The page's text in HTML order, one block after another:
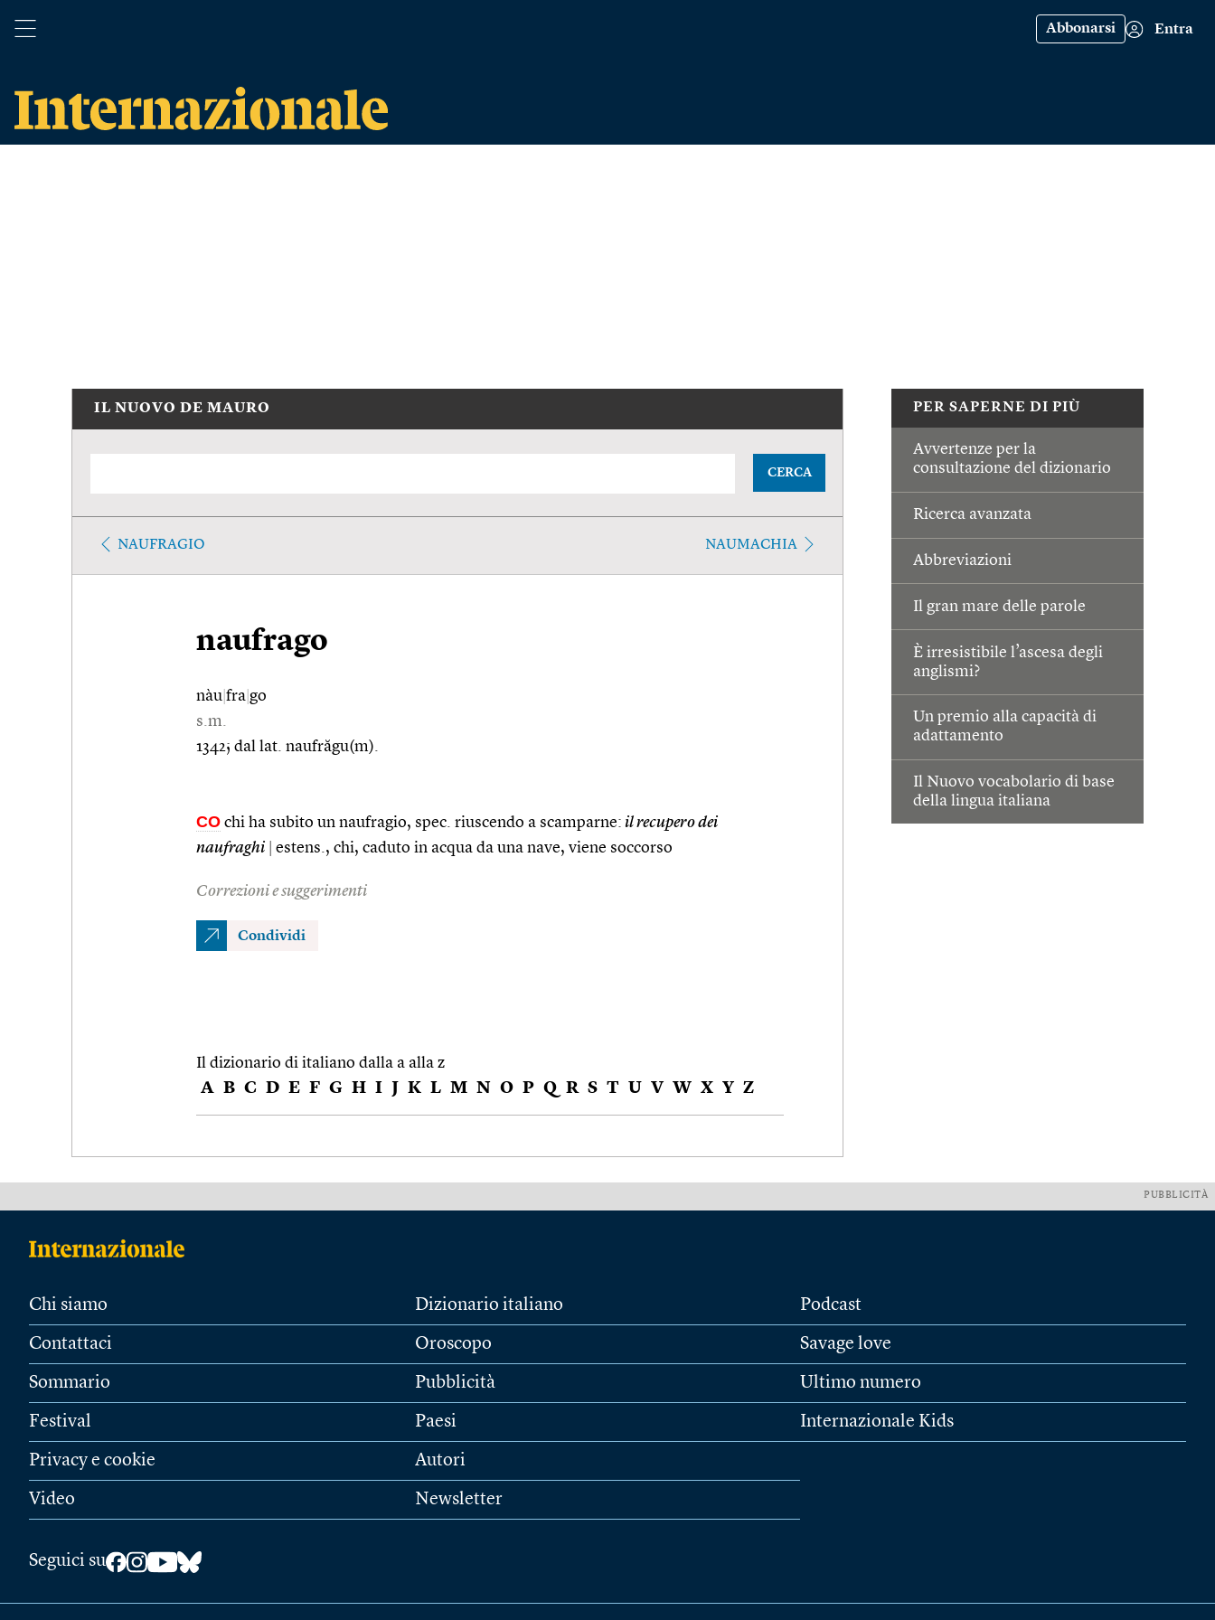
Abbonarsi Entra
PER SAPERNE DI PIÙ
Avvertenze per la
consultazione del dizionario
Ricerca avanzata
Abbreviazioni
Il gran mare delle parole
È irresistibile l’ascesa degli
anglismi?
Un premio alla capacità di
adattamento
Il Nuovo vocabolario di base
della lingua italiana
IL NUOVO DE MAURO
CERCA
NAUFRAGIO NAUMACHIA
naufrago
nàu fra go
s.m.
1342; dal lat. naufrăgu(m).
CO chi ha subito un naufragio, spec. riuscendo a scamparne: il recupero dei
naufraghi
estens., chi, caduto in acqua da una nave, viene soccorso
Correzioni e suggerimenti
Condividi
Il dizionario di italiano dalla a alla z
A B C D E F G H I J K L M N O P Q R S T U V W X Y Z
PUBBLICITÀ
Chi siamo
Contattaci
Sommario
Festival
Privacy e cookie
Video
Dizionario italiano
Oroscopo
Pubblicità
Paesi
Autori
Newsletter
Podcast
Savage love
Ultimo numero
Internazionale Kids
Seguici su